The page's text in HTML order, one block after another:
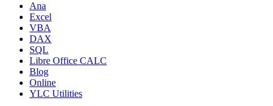
Ana
Excel
VBA
DAX
SQL
Libre Office CALC
Blog
Online
YLC Utilities